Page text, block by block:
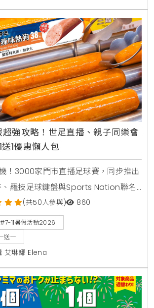
強攻略！世足直播、親子同樂會
1優惠懶人包
！3000家門市直播足球賽，同步推出
、羅技足球鍵盤與Sports Nation聯名
子家庭推出2000場暑期好鄰居同樂
手掌繪本。出國旅遊可就近購買eSIM
1。
(共50人參與) 860
#7-11暑假活動2026
送一
艾琳娜 Elena